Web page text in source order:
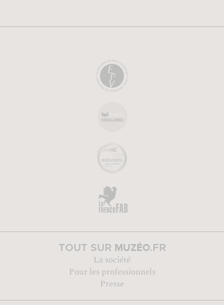
TOUT SUR MUZÉO.FR
La société
Pour les professionnels
Presse